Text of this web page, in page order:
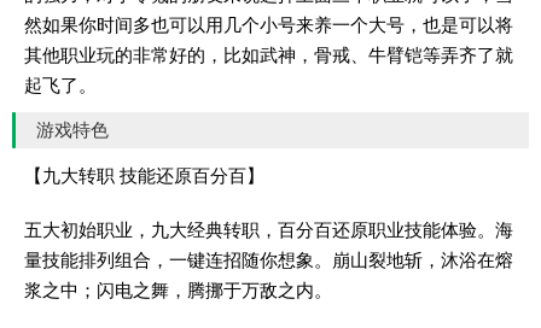
然如果你时间多也可以用几个小号来养一个大号，也是可以将
其他职业玩的非常好的，比如武神，骨戒、牛臂铠等弄齐了就
起飞了。
游戏特色
【九大转职 技能还原百分百】
五大初始职业，九大经典转职，百分百还原职业技能体验。海
量技能排列组合，一键连招随你想象。崩山裂地斩，沐浴在熔
浆之中；闪电之舞，腾挪于万敌之内。